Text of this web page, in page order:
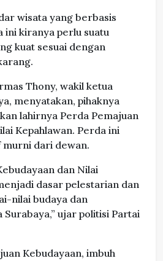
wisata yang berbasis
ini kiranya perlu suatu
kuat sesuai dengan
Thony, wakil ketua
menyatakan, pihaknya
lahirnya Perda Pemajuan
Kepahlawan. Perda ini
dari dewan.
dan Nilai
dasar pelestarian dan
nilai budaya dan
Surabaya,” ujar politisi Partai
Kebudayaan, imbuh